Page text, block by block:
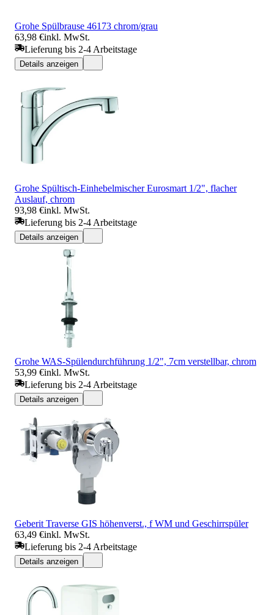
Grohe Spülbrause 46173 chrom/grau
63,98 €inkl. MwSt.
Lieferung bis 2-4 Arbeitstage
Details anzeigen
Grohe Spültisch-Einhebelmischer Eurosmart 1/2", flacher
Auslauf, chrom
93,98 €inkl. MwSt.
Lieferung bis 2-4 Arbeitstage
Details anzeigen
Grohe WAS-Spülendurchführung 1/2", 7cm verstellbar, chrom
53,99 €inkl. MwSt.
Lieferung bis 2-4 Arbeitstage
Details anzeigen
Geberit Traverse GIS höhenverst., f WM und Geschirrspüler
63,49 €inkl. MwSt.
Lieferung bis 2-4 Arbeitstage
Details anzeigen